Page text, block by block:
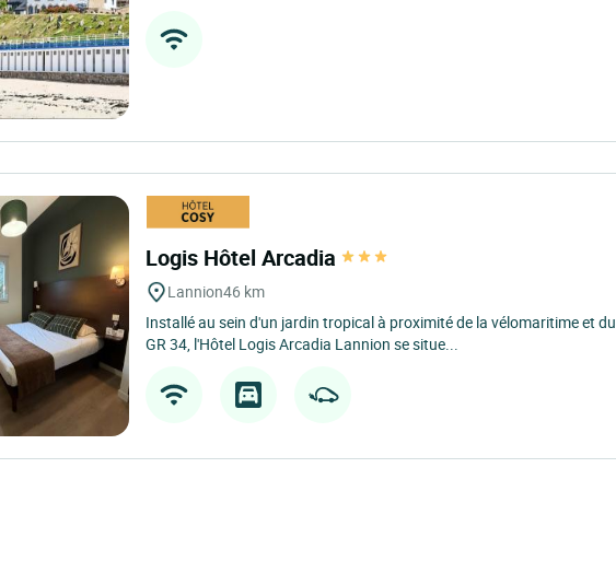
Logis Hôtel Arcadia
Lannion46 km
Installé au sein d'un jardin tropical à proximité de la vélomaritime et du
GR 34, l'Hôtel Logis Arcadia Lannion se situe...